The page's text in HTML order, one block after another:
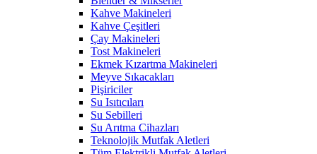
Kahve Makineleri
Kahve Çeşitleri
Çay Makineleri
Tost Makineleri
Ekmek Kızartma Makineleri
Meyve Sıkacakları
Pişiriciler
Su Isıtıcıları
Su Sebilleri
Su Arıtma Cihazları
Teknolojik Mutfak Aletleri